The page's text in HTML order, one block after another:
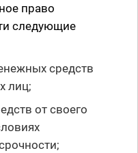
право
следующие
средств
лиц;
от своего